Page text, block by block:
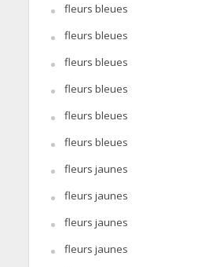
fleurs bleues
fleurs bleues
fleurs bleues
fleurs bleues
fleurs bleues
fleurs bleues
fleurs jaunes
fleurs jaunes
fleurs jaunes
fleurs jaunes